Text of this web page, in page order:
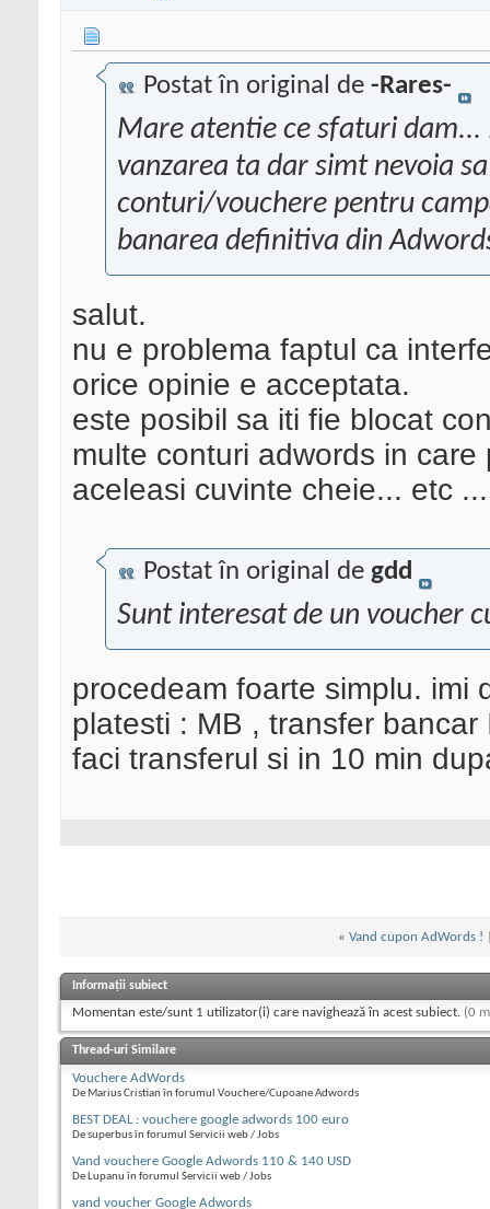
Postat în original de -Rares-
Mare atentie ce sfaturi
vanzarea ta dar simt nevoia
conturi/vouchere pentru
banarea definitiva din
salut.
nu e problema faptul ca
orice opinie e acceptata.
este posibil sa iti fie blocat
multe conturi adwords in
aceleasi cuvinte cheie... etc
Postat în original de gdd
Sunt interesat de un voucher
procedeam foarte simplu. imi
platesti : MB , transfer bancar
faci transferul si in 10 min
« Vand cupon AdWords !
Informații subiect
Momentan este/sunt 1 utilizator(i) care navighează în acest subiect. (0
Thread-uri Similare
Vouchere AdWords
De Marius Cristian în forumul Vouchere/Cupoane Adwords
BEST DEAL : vouchere google adwords 100 euro
De superbus în forumul Servicii web / Jobs
Vand vouchere Google Adwords 110 & 140 USD
De Lupanu în forumul Servicii web / Jobs
vand voucher Google Adwords